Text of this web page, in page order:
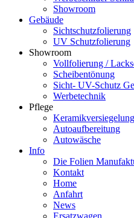
Showroom
Gebäude
Sichtschutzfolierung
UV Schutzfolierung
Showroom
Vollfolierung /
Scheibentönung
Sicht- UV-Schutz
Werbetechnik
Pflege
Autoaufbereitung
Autowäsche
Info
Die Folien
Kontakt
Home
Anfahrt
News
Ersatzwagen